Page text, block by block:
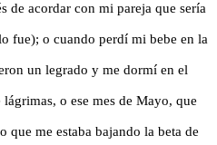
de acordar con mi pareja que sería
fue); o cuando perdí mi bebe en la
un legrado y me dormí en el
o ese mes de Mayo, que
que me estaba bajando la beta de